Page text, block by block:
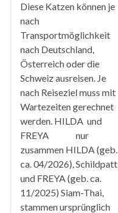
Diese Katzen können je
nach
Transportmöglichkeit
nach Deutschland,
Österreich oder die
Schweiz ausreisen. Je
nach Reiseziel muss mit
Wartezeiten gerechnet
werden. HILDA und
FREYA nur
zusammen HILDA (geb.
ca. 04/2026), Schildpatt
und FREYA (geb. ca.
11/2025) Siam-Thai,
stammen ursprünglich